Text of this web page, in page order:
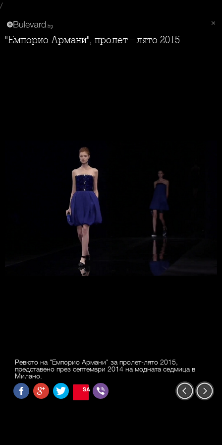
/
"Емпорио Армани", пролет-лято 2015
Ревюто на "Емпорио Армани" за пролет-лято 2015,
представено през септември 2014 на модната седмица в
Милано.
SAVE